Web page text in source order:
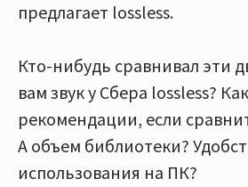
предлагает lossless.
Кто-нибудь сравнивал эти
вам звук у Сбера lossless?
рекомендации, если
А объем библиотеки?
использования на ПК?